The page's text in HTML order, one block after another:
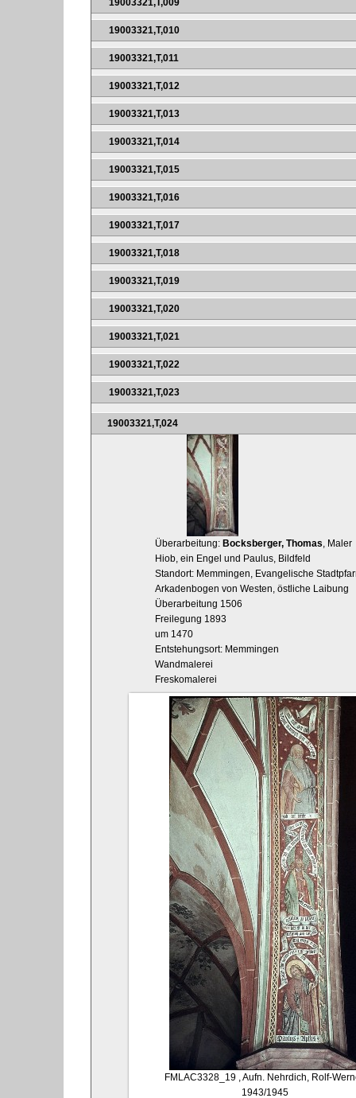
19003321,T,010
19003321,T,011
19003321,T,012
19003321,T,013
19003321,T,014
19003321,T,015
19003321,T,016
19003321,T,017
19003321,T,018
19003321,T,019
19003321,T,020
19003321,T,021
19003321,T,022
19003321,T,023
19003321,T,024
Überarbeitung: Bocksberger, Thomas, Maler
Hiob, ein Engel und Paulus, Bildfeld
Standort: Memmingen, Evangelische
Arkadenbogen von Westen, östliche Laibung
Überarbeitung 1506
Freilegung 1893
um 1470
Entstehungsort: Memmingen
Wandmalerei
Freskomalerei
FMLAC3328_19 , Aufn. Nehrdich, Rolf-
1943/1945